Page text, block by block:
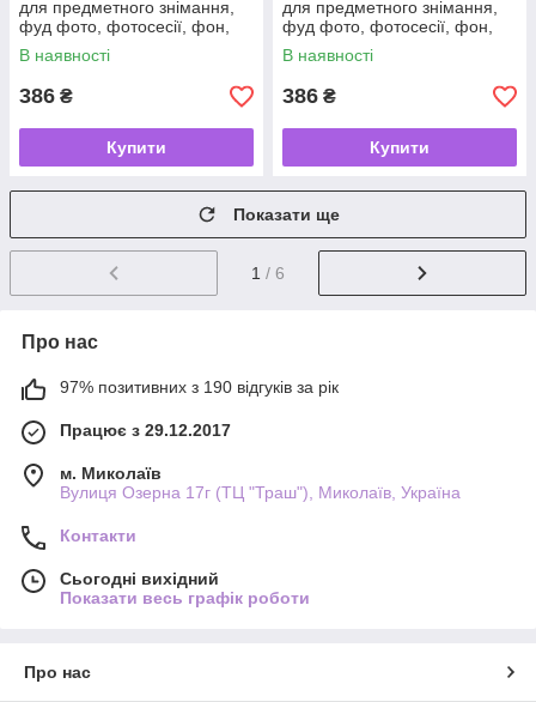
для предметного знімання,
фуд фото, фотосесії, фон,
кондитерський, для торта
В наявності
386 ₴
Купити
для предметного знімання,
фуд фото, фотосесії, фон,
кондитерський, для торта
В наявності
386 ₴
Купити
Показати ще
1 / 6
Про нас
97% позитивних з 190 відгуків за рік
Працює з 29.12.2017
м. Миколаїв
Вулиця Озерна 17г (ТЦ "Траш"), Миколаїв, Україна
Контакти
Сьогодні вихідний
Показати весь графік роботи
Про нас